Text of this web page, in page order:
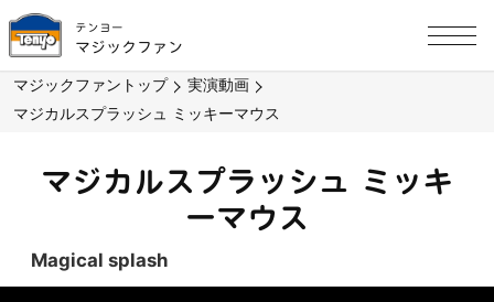
テンヨー
マジックファン
マジックファントップ
実演動画
マジカルスプラッシュ ミッキーマウス
マジカルスプラッシュ ミッキ
ーマウス
Magical splash